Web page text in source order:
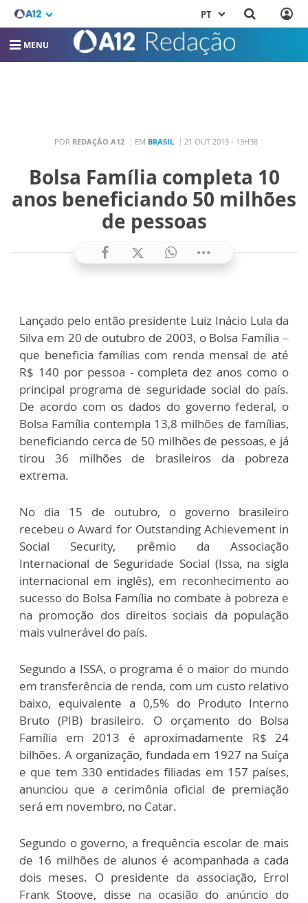
PT
MENU
POR REDAÇÃO A12 EM BRASIL 21 OUT 2013 - 13H38
Bolsa Família completa 10
anos beneficiando 50 milhões
de pessoas
Lançado pelo então presidente Luiz Inácio Lula da
Silva em 20 de outubro de 2003, o Bolsa Família –
que beneficia famílias com renda mensal de até
R$ 140 por pessoa - completa dez anos como o
principal programa de seguridade social do país.
De acordo com os dados do governo federal, o
Bolsa Família contempla 13,8 milhões de famílias,
beneficiando cerca de 50 milhões de pessoas, e já
tirou 36 milhões de brasileiros da pobreza
extrema.
No dia 15 de outubro, o governo brasileiro
recebeu o Award for Outstanding Achievement in
Social Security, prêmio da Associação
Internacional de Seguridade Social (Issa, na sigla
internacional em inglês), em reconhecimento ao
sucesso do Bolsa Família no combate à pobreza e
na promoção dos direitos sociais da população
mais vulnerável do país.
Segundo a ISSA, o programa é o maior do mundo
em transferência de renda, com um custo relativo
baixo, equivalente a 0,5% do Produto Interno
Bruto (PIB) brasileiro. O orçamento do Bolsa
Família em 2013 é aproximadamente R$ 24
bilhões. A organização, fundada em 1927 na Suíça
e que tem 330 entidades filiadas em 157 países,
anunciou que a cerimônia oficial de premiação
será em novembro, no Catar.
Segundo o governo, a frequência escolar de mais
de 16 milhões de alunos é acompanhada a cada
dois meses. O presidente da associação, Errol
Frank Stoove, disse na ocasião do anúncio do